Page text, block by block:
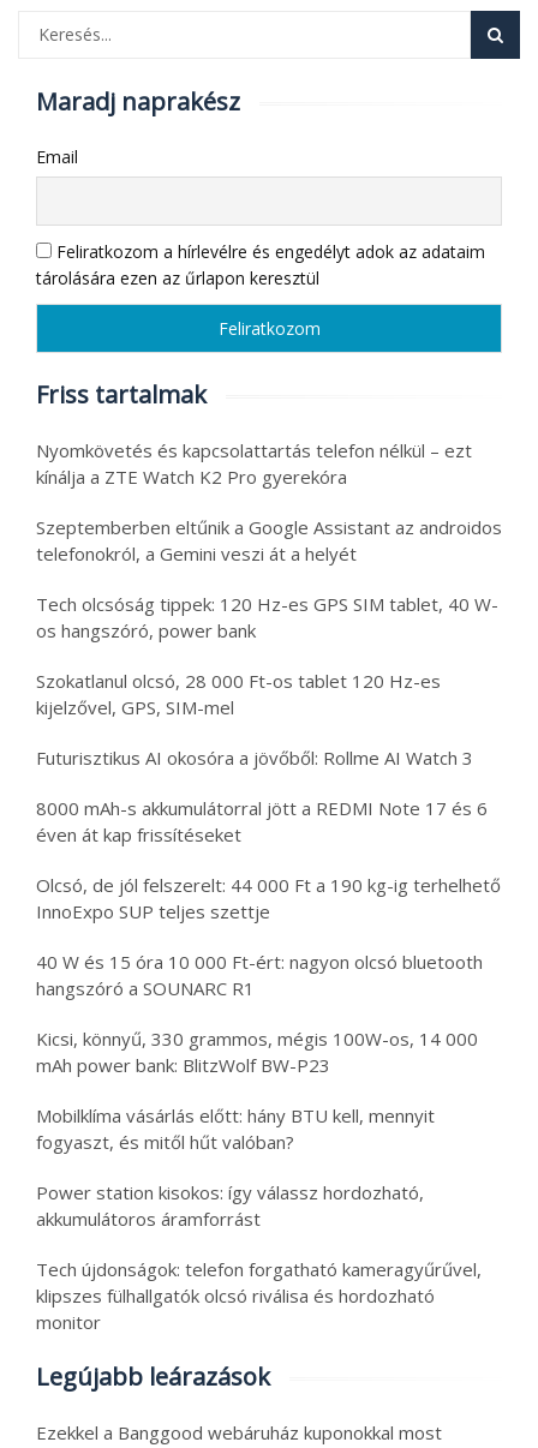
Maradj naprakész
Email
Feliratkozom a hírlevélre és engedélyt adok az adataim
tárolására ezen az űrlapon keresztül
Friss tartalmak
Nyomkövetés és kapcsolattartás telefon nélkül – ezt
kínálja a ZTE Watch K2 Pro gyerekóra
Szeptemberben eltűnik a Google Assistant az androidos
telefonokról, a Gemini veszi át a helyét
Tech olcsóság tippek: 120 Hz-es GPS SIM tablet, 40 W-
os hangszóró, power bank
Szokatlanul olcsó, 28 000 Ft-os tablet 120 Hz-es
kijelzővel, GPS, SIM-mel
Futurisztikus AI okosóra a jövőből: Rollme AI Watch 3
8000 mAh-s akkumulátorral jött a REDMI Note 17 és 6
éven át kap frissítéseket
Olcsó, de jól felszerelt: 44 000 Ft a 190 kg-ig terhelhető
InnoExpo SUP teljes szettje
40 W és 15 óra 10 000 Ft-ért: nagyon olcsó bluetooth
hangszóró a SOUNARC R1
Kicsi, könnyű, 330 grammos, mégis 100W-os, 14 000
mAh power bank: BlitzWolf BW-P23
Mobilklíma vásárlás előtt: hány BTU kell, mennyit
fogyaszt, és mitől hűt valóban?
Power station kisokos: így válassz hordozható,
akkumulátoros áramforrást
Tech újdonságok: telefon forgatható kameragyűrűvel,
klipszes fülhallgatók olcsó riválisa és hordozható
monitor
Legújabb leárazások
Ezekkel a Banggood webáruház kuponokkal most